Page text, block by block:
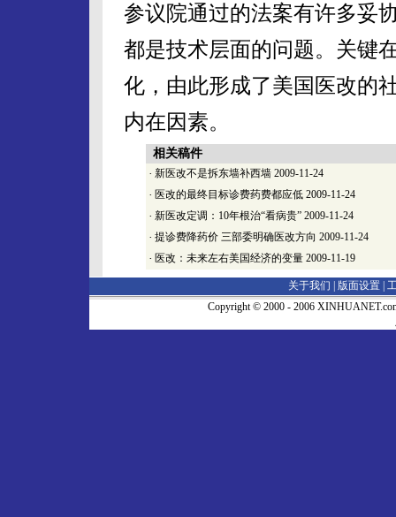
参议院通过的法案有许多妥
都是技术层面的问题。关键
化，由此形成了美国医改的
内在因素。
相关稿件
· 新医改不是拆东墙补西墙 2009-11-24
· 医改的最终目标诊费药费都应低 2009-11-24
· 新医改定调：10年根治“看病贵” 2009-11-24
· 提诊费降药价 三部委明确医改方向 2009-11-24
· 医改：未来左右美国经济的变量 2009-11-19
关于我们 | 版面设置
Copyright © 2000 - 2006